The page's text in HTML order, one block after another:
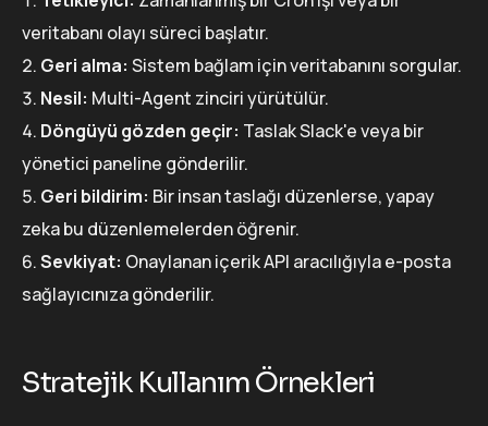
veritabanı olayı süreci başlatır.
Geri alma: Sistem bağlam için veritabanını sorgular.
Nesil: Multi-Agent zinciri yürütülür.
Döngüyü gözden geçir: Taslak Slack'e veya bir
yönetici paneline gönderilir.
Geri bildirim: Bir insan taslağı düzenlerse, yapay
zeka bu düzenlemelerden öğrenir.
Sevkiyat: Onaylanan içerik API aracılığıyla e-posta
sağlayıcınıza gönderilir.
Stratejik Kullanım Örnekleri